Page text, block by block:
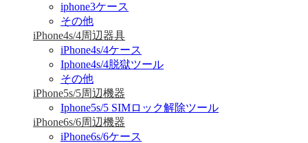
iphone3ケース
その他
iPhone4s/4周辺器具
iPhone4s/4ケース
Iphone4s/4脱獄ツール
その他
iPhone5s/5周辺機器
Iphone5s/5 SIMロック解除ツール
iPhone6s/6周辺機器
iPhone6s/6ケース